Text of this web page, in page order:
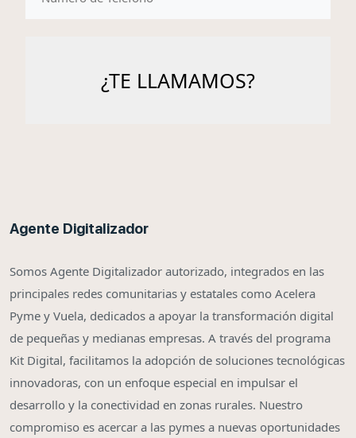
Agente Digitalizador
Somos Agente Digitalizador autorizado, integrados en las
principales redes comunitarias y estatales como Acelera
Pyme y Vuela, dedicados a apoyar la transformación digital
de pequeñas y medianas empresas. A través del programa
Kit Digital, facilitamos la adopción de soluciones tecnológicas
innovadoras, con un enfoque especial en impulsar el
desarrollo y la conectividad en zonas rurales. Nuestro
compromiso es acercar a las pymes a nuevas oportunidades